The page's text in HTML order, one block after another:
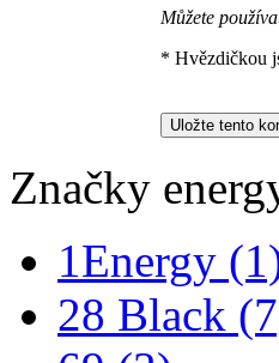
Můžete
* Hvězdičkou
Značky
1Energy
28 Black